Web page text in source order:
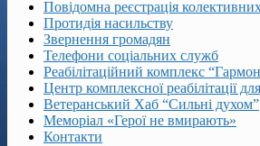
Повідомна реєстрація
Протидія насильству
Звернення громадян
Телефони соціальних служб
Реабілітаційний комплекс
Центр комплексної реабілітації
Ветеранський Хаб “Сильні духом”
Меморіал «Герої не вмирають»
Контакти